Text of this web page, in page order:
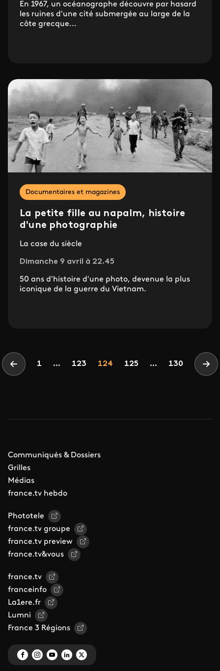
En 1967, un océanographe découvre par hasard
les ruines d'une cité submergée au large de la
côte grecque...
Documentaires et magazines
La petite fille au napalm, histoire
d'une photographie
La case du siècle
Dimanche 9 avril à 22.45
50 ans d'histoire d'une photo, devenue la plus
iconique de la guerre du Vietnam.
Pagination
Page précédente
1 ... Page
123 Page
124 Page
125 ... 130
Communiqués & Dossiers
Grilles
Médias
france.tv hebdo
Phototele
france.tv groupe
france.tv preview
france.tv&vous
france.tv
franceinfo
La1ere.fr
Lumni
France 3 Régions